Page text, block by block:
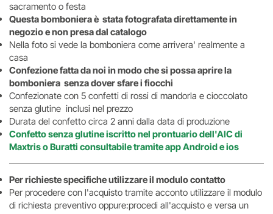
sacramento o festa
Questa bomboniera è stata fotografata direttamente in
negozio e non presa dal catalogo
Nella foto si vede la bomboniera come arrivera' realmente a
casa
Confezione fatta da noi in modo che si possa aprire la
bomboniera senza dover sfare i fiocchi
Confezionate con 5 confetti di rossi di mandorla e cioccolato
senza glutine inclusi nel prezzo
Durata del confetto circa 2 anni dalla data di produzione
Confetto senza glutine iscritto nel prontuario dell'AIC di
Maxtris o Buratti consultabile tramite app Android e ios
Per richieste specifiche utilizzare il modulo contatto
Per procedere con l'acquisto tramite acconto utilizzare il modulo
di richiesta preventivo oppure:procedi all'acquisto e versa un